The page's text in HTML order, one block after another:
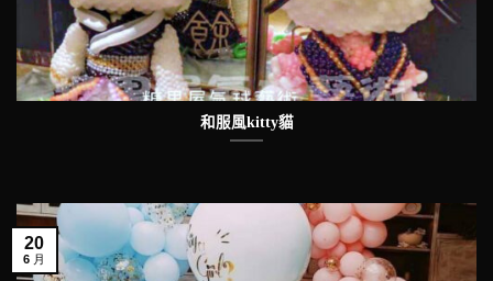
和服風kitty貓
20
6 月